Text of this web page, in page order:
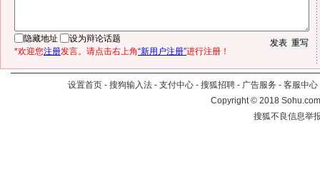
隐藏地址
设为辩论话题
*欢迎您注册发言。请点击右上角“新用户注册”进行注册！
设置首页 - 搜狗输入法 - 支付中心 - 搜狐招聘 - 广告服务 - 客服中心
Copyright©2018
搜狐不良信息举